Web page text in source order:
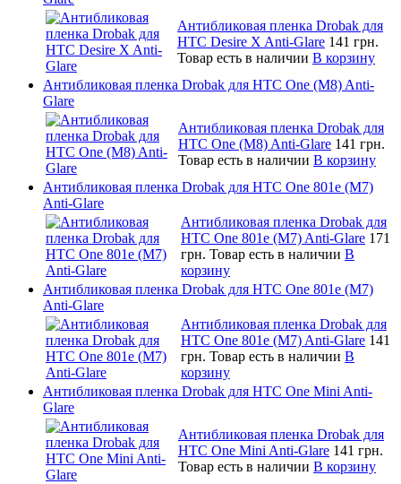
Антибликовая пленка Drobak для
HTC Desire X Anti-Glare 141 грн.
Товар есть в наличии В корзину
Антибликовая пленка Drobak для HTC One (M8) Anti-
Glare
Антибликовая пленка Drobak для
HTC One (M8) Anti-Glare 141 грн.
Товар есть в наличии В корзину
Антибликовая пленка Drobak для HTC One 801e (M7)
Anti-Glare
Антибликовая пленка Drobak для
HTC One 801e (M7) Anti-Glare 171
грн. Товар есть в наличии В
корзину
Антибликовая пленка Drobak для HTC One 801e (M7)
Anti-Glare
Антибликовая пленка Drobak для
HTC One 801e (M7) Anti-Glare 141
грн. Товар есть в наличии В
корзину
Антибликовая пленка Drobak для HTC One Mini Anti-
Glare
Антибликовая пленка Drobak для
HTC One Mini Anti-Glare 141 грн.
Товар есть в наличии В корзину